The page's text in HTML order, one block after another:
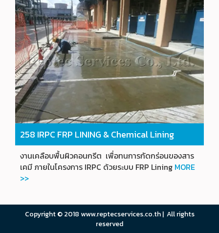
258 IRPC FRP LINING & Chemical Lining
งานเคลือบพื้นผิวคอนกรีต เพื่อทนการกัดกร่อนของสาร
เคมี ภายในโครงการ IRPC ด้วยระบบ FRP Lining MORE
>>
Copyright © 2018 www.reptecservices.co.th | All rights
reserved